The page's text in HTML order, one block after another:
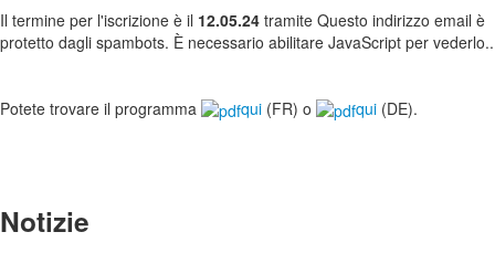
Il termine per l'iscrizione è il 12.05.24 tramite Questo indirizzo email è
protetto dagli spambots. È necessario abilitare JavaScript per vederlo..
Potete trovare il programma qui (FR) o qui (DE).
Notizie